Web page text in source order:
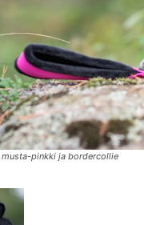
pinkki ja bordercollie